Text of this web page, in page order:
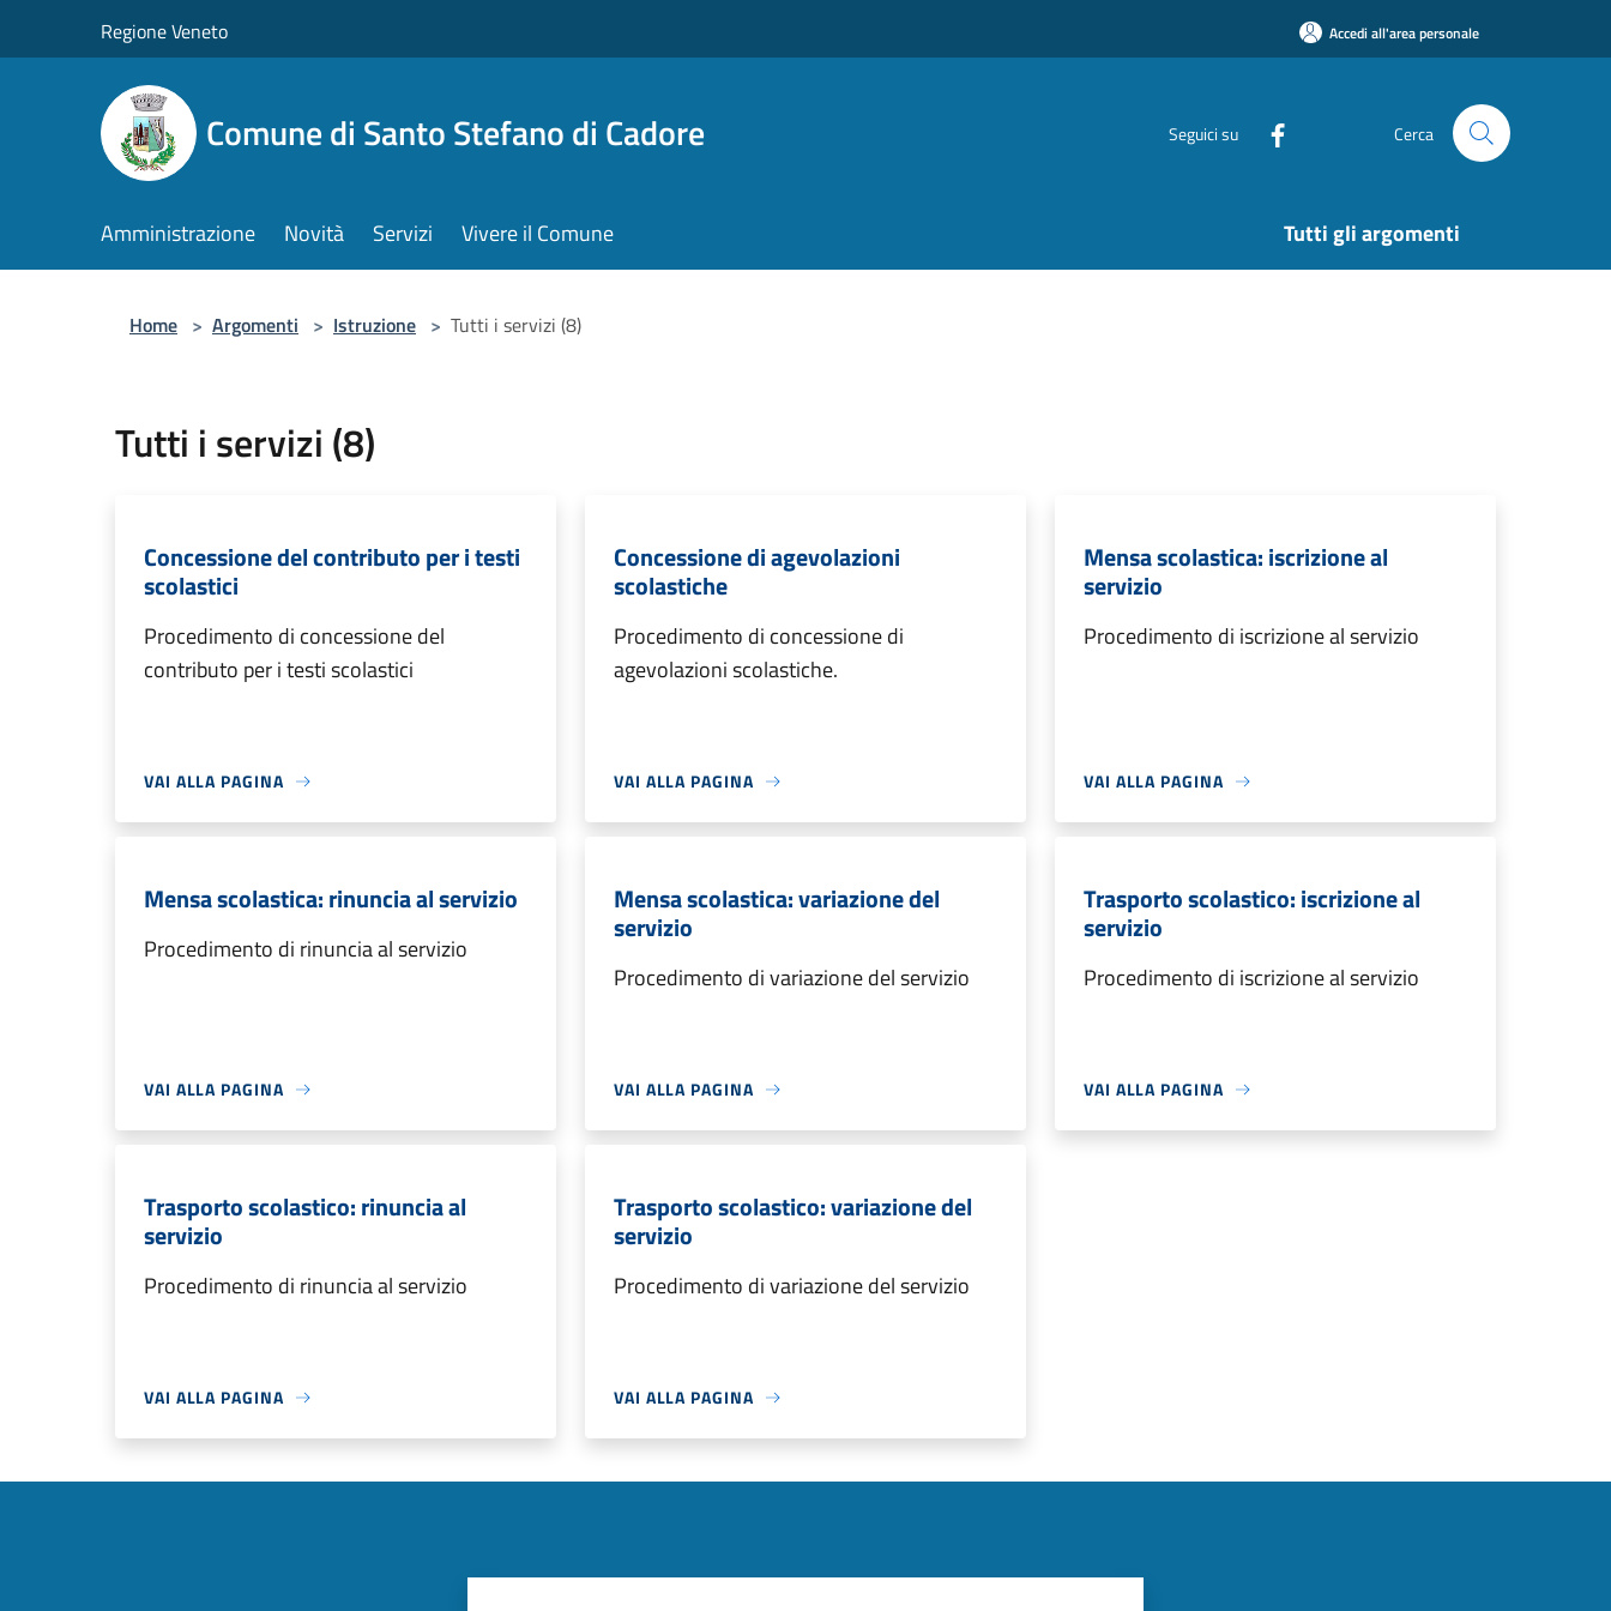
Regione Veneto Accedi all'area personale
Comune di Santo Stefano di Cadore Seguici su Cerca
Amministrazione Novità Servizi Vivere il Comune Tutti gli argomenti
Home > Argomenti > Istruzione > Tutti i servizi (8)
Tutti i servizi (8)
Concessione del contributo per i testi
scolastici
Procedimento di concessione del
contributo per i testi scolastici
VAI ALLA PAGINA
Concessione di agevolazioni
scolastiche
Procedimento di concessione di
agevolazioni scolastiche.
VAI ALLA PAGINA
Mensa scolastica: iscrizione al
servizio
Procedimento di iscrizione al servizio
VAI ALLA PAGINA
Mensa scolastica: rinuncia al servizio
Procedimento di rinuncia al servizio
VAI ALLA PAGINA
Mensa scolastica: variazione del
servizio
Procedimento di variazione del servizio
VAI ALLA PAGINA
Trasporto scolastico: iscrizione al
servizio
Procedimento di iscrizione al servizio
VAI ALLA PAGINA
Trasporto scolastico: rinuncia al
servizio
Procedimento di rinuncia al servizio
VAI ALLA PAGINA
Trasporto scolastico: variazione del
servizio
Procedimento di variazione del servizio
VAI ALLA PAGINA